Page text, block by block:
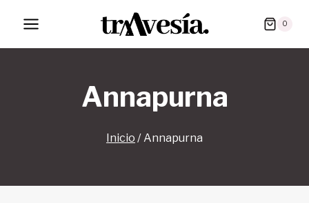
contenido
0
Annapurna
Inicio / Annapurna